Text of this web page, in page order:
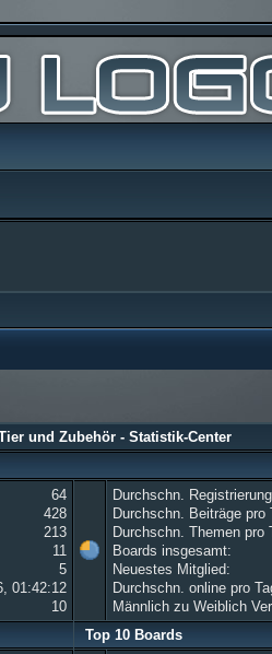
und Zubehör - Statistik-Center
64
428
213
11
5
01:42:12
10
Durchschn.
Durchschn. Beiträge pro
Durchschn. Themen pro
Boards insgesamt:
Neuestes Mitglied:
Durchschn. online pro
Männlich zu Weiblich
Top 10 Boards